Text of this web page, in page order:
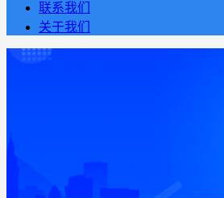
联系我们
关于我们